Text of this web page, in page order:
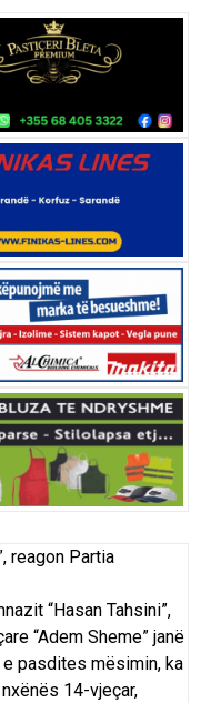
reagon Partia
“Hasan Tahsini”,
“Adem Sheme” janë
pasdites mësimin, ka
14-vjeçar,